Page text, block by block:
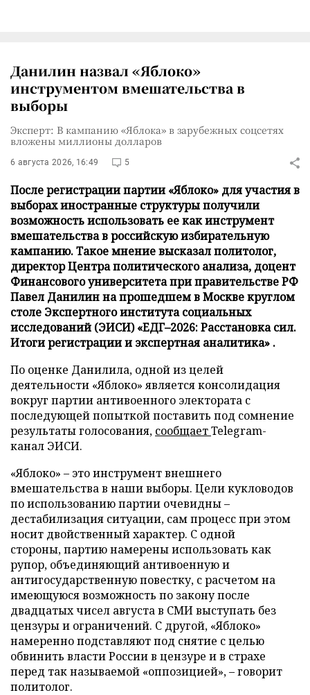
Данилин назвал «Яблоко»
инструментом вмешательства в
выборы
Эксперт: В кампанию «Яблока» в зарубежных соцсетях
вложены миллионы долларов
6 августа 2026, 16:49 5
После регистрации партии «Яблоко» для участия в
выборах иностранные структуры получили
возможность использовать ее как инструмент
вмешательства в российскую избирательную
кампанию. Такое мнение высказал политолог,
директор Центра политического анализа, доцент
Финансового университета при правительстве РФ
Павел Данилин на прошедшем в Москве круглом
столе Экспертного института социальных
исследований (ЭИСИ) «ЕДГ–2026: Расстановка сил.
Итоги регистрации и экспертная аналитика» .
По оценке Данилила, одной из целей
деятельности «Яблоко» является консолидация
вокруг партии антивоенного электората с
последующей попыткой поставить под сомнение
результаты голосования, сообщаетTelegram-
канал ЭИСИ.
«Яблоко» – это инструмент внешнего
вмешательства в наши выборы. Цели кукловодов
по использованию партии очевидны –
дестабилизация ситуации, сам процесс при этом
носит двойственный характер. С одной
стороны, партию намерены использовать как
рупор, объединяющий антивоенную и
антигосударственную повестку, с расчетом на
имеющуюся возможность по закону после
двадцатых чисел августа в СМИ выступать без
цензуры и ограничений. С другой, «Яблоко»
намеренно подставляют под снятие с целью
обвинить власти России в цензуре и в страхе
перед так называемой «оппозицией», – говорит
политолог.